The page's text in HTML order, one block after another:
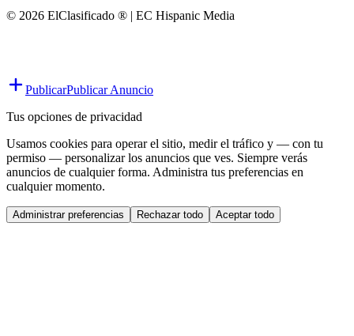
© 2026 ElClasificado ® | EC Hispanic Media
PublicarPublicar Anuncio
Tus opciones de privacidad
Usamos cookies para operar el sitio, medir el tráfico y — con tu
permiso — personalizar los anuncios que ves. Siempre verás
anuncios de cualquier forma. Administra tus preferencias en
cualquier momento.
Administrar preferencias Rechazar todo Aceptar todo